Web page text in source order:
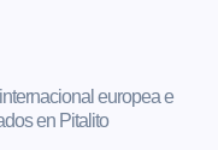
europea e
en Pitalito